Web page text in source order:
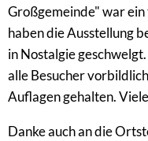
Großgemeinde" war
haben die Ausstellung
in Nostalgie
alle Besucher
Auflagen gehalten.
Danke auch an die